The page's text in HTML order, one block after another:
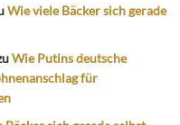
Wie viele Bäcker sich gerade
Wie Putins deutsche
für